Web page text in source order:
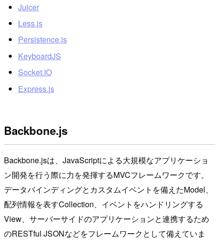
Juicer
Less.js
Persistence.js
KeyboardJS
Socket.IO
Express.js
Backbone.js
Backbone.jsは、JavaScriptによる大規模なアプリケーショ
ン開発を行う際に力を発揮するMVCフレームワークです。
データバインディングとカスタムイベントを備えたModel、
配列情報を表すCollection、イベントをハンドリングする
View、サーバーサイドのアプリケーションと連携するため
のRESTful JSONなどをフレームワークとして備えていま